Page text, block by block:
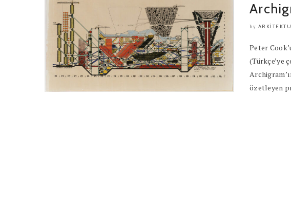
by
Peter
(Türkçe’ye
özetleyen